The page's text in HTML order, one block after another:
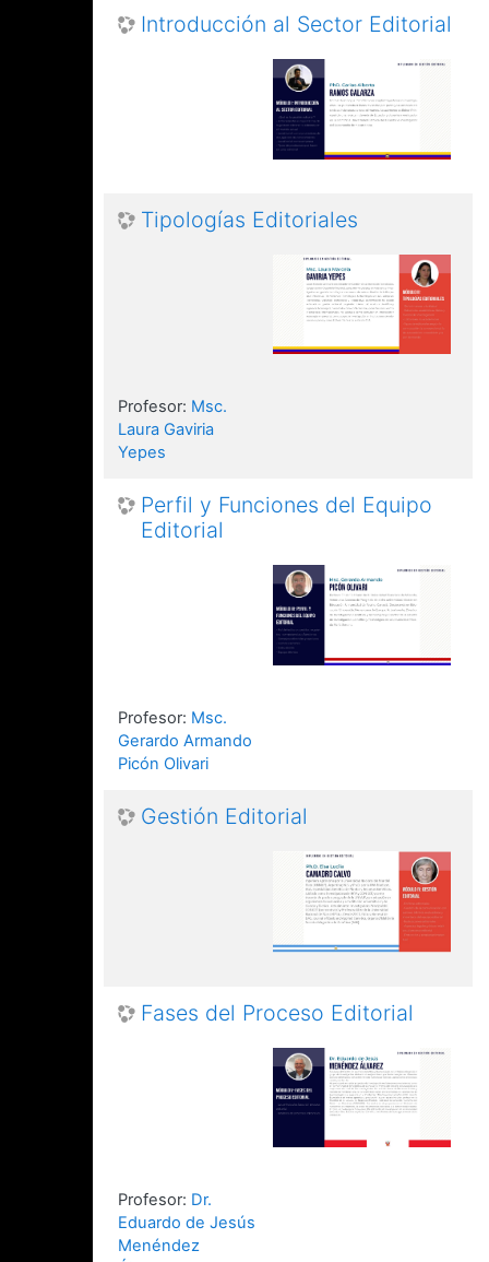
Introducción al Sector Editorial
Tipologías Editoriales
Profesor: Msc.
Laura Gaviria
Yepes
Perfil y Funciones del Equipo
Editorial
Profesor: Msc.
Gerardo Armando
Picón Olivari
Gestión Editorial
Fases del Proceso Editorial
Profesor: Dr.
Eduardo de Jesús
Menéndez